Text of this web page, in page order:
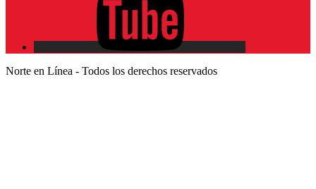
Norte en Línea - Todos los derechos reservados